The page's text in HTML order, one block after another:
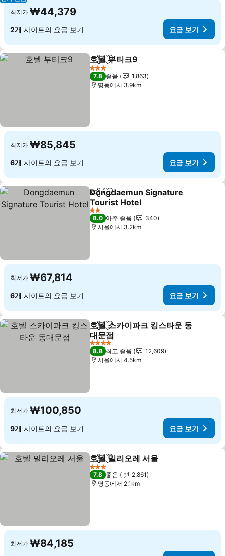
최저가 ₩44,379
2개 사이트의 요금 보기 요금 보기
공유 즐겨찾기에 추가
호텔 부티크9
3 성급
7.8 좋음
1,863
명동에서 3.9km
최저가 ₩85,845
6개 사이트의 요금 보기 요금 보기
공유 즐겨찾기에 추가
Dongdaemun Signature
Tourist Hotel
요금 보기
2 성급
8.0 아주 좋음
340
서울에서 3.2km
최저가 ₩67,814
6개 사이트의 요금 보기 요금 보기
공유 즐겨찾기에 추가
호텔 스카이파크 킹스타운 동
대문점
요금 보기
4 성급
8.8 최고 좋음
12,609
서울에서 4.5km
최저가 ₩100,850
9개 사이트의 요금 보기 요금 보기
공유 즐겨찾기에 추가
호텔 밀리오레 서울
3 성급
7.8 좋음
2,861
명동에서 2.1km
최저가 ₩84,185